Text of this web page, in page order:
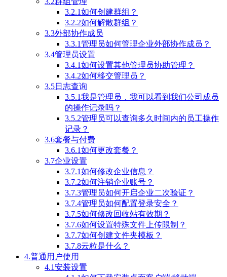
3.2.1如何创建群组？
3.2.2如何解散群组？
3.3外部协作成员
3.3.1管理员如何管理企业外部协作成员？
3.4管理员设置
3.4.1如何设置其他管理员协助管理？
3.4.2如何移交管理员？
3.5日志查询
3.5.1我是管理员，我可以看到我们公司成员
的操作记录吗？
3.5.2管理员可以查询多久时间内的员工操作
记录？
3.6套餐与付费
3.6.1如何更改套餐？
3.7企业设置
3.7.1如何修改企业信息？
3.7.2如何注销企业账号？
3.7.3管理员如何开启企业二次验证？
3.7.4管理员如何配置登录安全？
3.7.5如何修改回收站有效期？
3.7.6如何设置特殊文件上传限制？
3.7.7如何创建文件夹模板？
3.7.8云粒是什么？
4.普通用户使用
4.1安装设置